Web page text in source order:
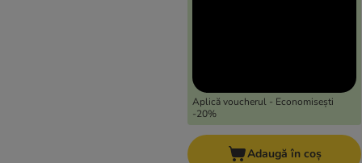
Aplică voucherul - Economisești
-20%
Adaugă în coș